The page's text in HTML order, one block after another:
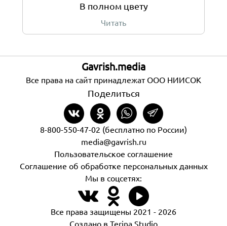
В полном цвету
Читать
Gavrish.media
Все права на сайт принадлежат ООО НИИСОК
Поделиться
8-800-550-47-02 (бесплатно по России)
media@gavrish.ru
Пользовательское соглашение
Соглашение об обработке персональных данных
Мы в соцсетях:
Все права защищены 2021 - 2026
Создано в Terina Studio